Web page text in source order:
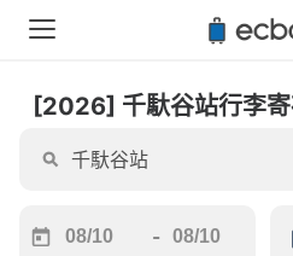
[2026] 千馱谷站行李
-